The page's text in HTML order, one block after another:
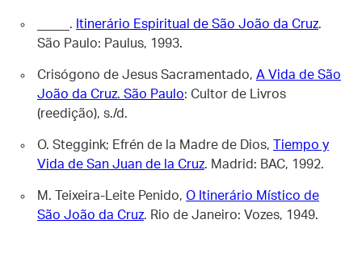
_____. Itinerário Espiritual de São João da Cruz.
São Paulo: Paulus, 1993.
Crisógono de Jesus Sacramentado, A Vida de São
João da Cruz. São Paulo: Cultor de Livros
(reedição), s./d.
O. Steggink; Efrén de la Madre de Dios,
Tiempo y
Vida de San Juan de la Cruz. Madrid: BAC, 1992.
M. Teixeira-Leite Penido, O Itinerário Místico de
São João da Cruz. Rio de Janeiro: Vozes, 1949.